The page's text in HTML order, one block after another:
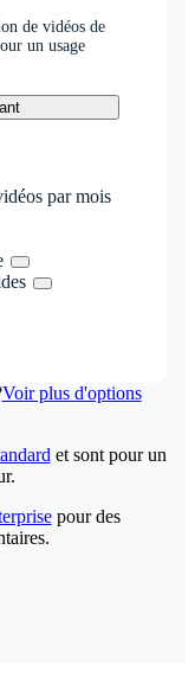
de vidéos de
un usage
par mois
Voir plus d'options
et sont pour un
pour des